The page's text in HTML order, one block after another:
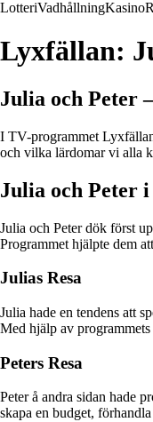
LotteriVadhållningKasino
Lyxfällan:
Julia och Peter
I TV-programmet
och vilka lärdomar vi alla
Julia och Peter
Julia och Peter dök först
Programmet hjälpte dem
Julias Resa
Julia hade en tendens att
Med hjälp av
Peters Resa
Peter å andra sidan hade
skapa en budget,